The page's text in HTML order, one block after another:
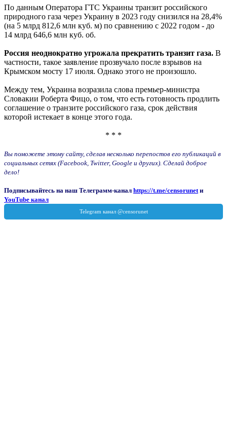
По данным Оператора ГТС Украины транзит российского
природного газа через Украину в 2023 году снизился на 28,4%
(на 5 млрд 812,6 млн куб. м) по сравнению с 2022 годом - до
14 млрд 646,6 млн куб. об.
Россия неоднократно угрожала прекратить транзит газа. В
частности, такое заявление прозвучало после взрывов на
Крымском мосту 17 июля. Однако этого не произошло.
Между тем, Украина возразила слова премьер-министра
Словакии Роберта Фицо, о том, что есть готовность продлить
соглашение о транзите российского газа, срок действия
которой истекает в конце этого года.
* * *
Вы поможете этому сайту, сделав несколько перепостов его публикаций в
социальных сетях (Facebook, Twitter, Google и других). Сделай доброе
дело!
Подписывайтесь на наш Телеграмм-канал https://t.me/censorunet и
YouTube канал